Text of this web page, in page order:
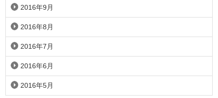
2016年9月
2016年8月
2016年7月
2016年6月
2016年5月